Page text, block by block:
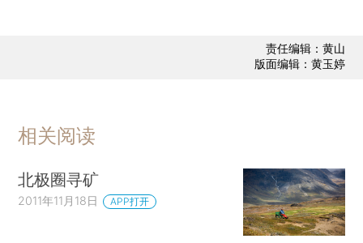
责任编辑：黄山
版面编辑：黄玉婷
相关阅读
北极圈寻矿
2011年11月18日 APP打开